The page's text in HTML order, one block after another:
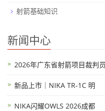
射箭基础知识
新闻中心
2026年广东省射箭项目裁判
新品上市｜NIKA TR-1C 明
NIKA闪耀OWLS 2026成都